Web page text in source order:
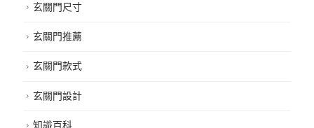
玄關門尺寸
玄關門推薦
玄關門款式
玄關門設計
知識百科